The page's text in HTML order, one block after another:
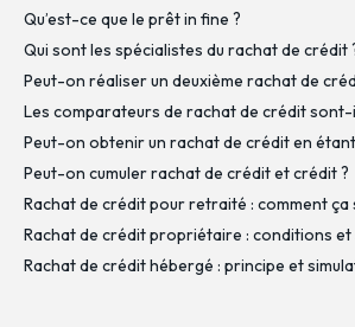
Qu’est-ce que le prêt in fine ?
Qui sont les spécialistes du rachat de crédit
Peut-on réaliser un deuxième rachat de
Les comparateurs de rachat de crédit sont-
Peut-on obtenir un rachat de crédit en étant
Peut-on cumuler rachat de crédit et crédit ?
Rachat de crédit pour retraité : comment ça
Rachat de crédit propriétaire : conditions et
Rachat de crédit hébergé : principe et